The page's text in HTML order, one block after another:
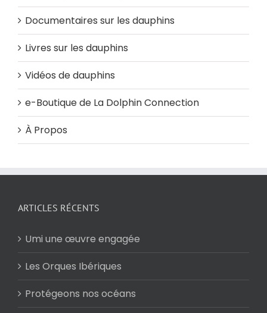
Documentaires sur les dauphins
Livres sur les dauphins
Vidéos de dauphins
e-Boutique de La Dolphin Connection
À Propos
ARTICLES RÉCENTS
Umi une œuvre engagée
Les Orques Ibériques
Protégeons nos océans